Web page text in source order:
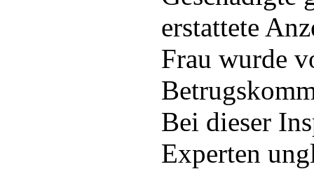
erstattete
Frau wurde
Bei dieser
Experten